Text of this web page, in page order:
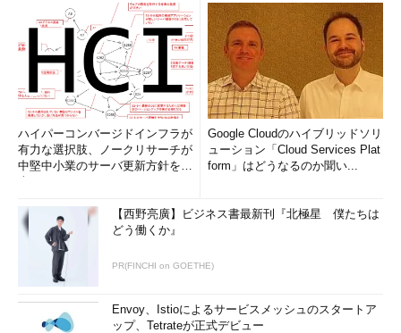
ハイパーコンバージドインフラが
有力な選択肢、ノークリサーチが
中堅中小業のサーバ更新方針を調
Google Cloudのハイブリッドソリ
ューション「Cloud Services Plat
form」はどうなるのか聞い...
【西野亮廣】ビジネス書最新刊『北極星 僕たちは
どう働くか』
PR(FINCHI on GOETHE)
Envoy、Istioによるサービスメッシュのスタートア
ップ、Tetrateが正式デビュー